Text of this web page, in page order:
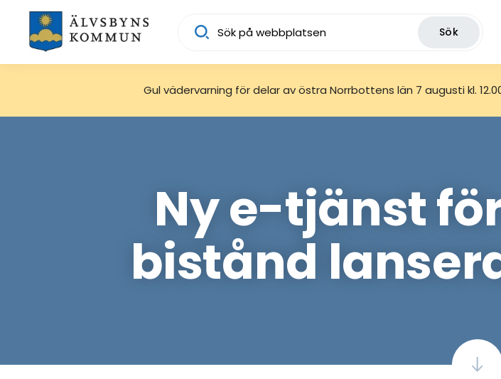
Sök
Gul vädervarning för delar av östra Norrbottens län 7 augusti kl.
Ny e-tjänst
bistånd